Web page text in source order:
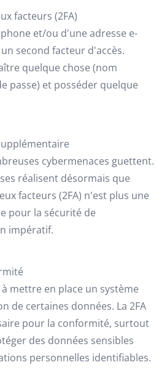
facteurs (2FA)
et/ou d'une adresse e-
second facteur d'accès.
quelque chose (nom
passe) et posséder quelque
cybermenaces guettent.
réalisent désormais que
facteurs (2FA) n'est plus une
pour la sécurité de
impératif.
à mettre en place un système
de certaines données. La 2FA
pour la conformité, surtout
des données sensibles
personnelles identifiables.